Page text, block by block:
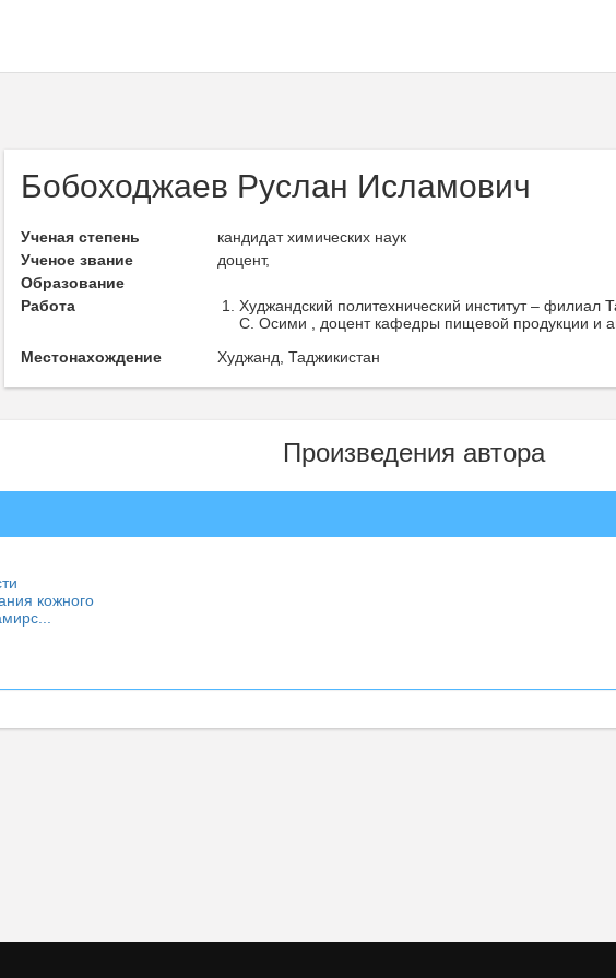
Бобоходжаев Руслан Исламович
Ученая степень
кандидат химических наук
Ученое звание
доцент,
Образование
Работа
Худжандский политехнический институт – филиал
С. Осими , доцент кафедры пищевой продукции и
Местонахождение
Худжанд, Таджикистан
Произведения автора
кожного